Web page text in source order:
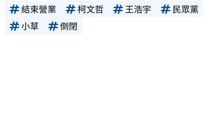
結束營業 柯文哲 王浩宇
民眾黨
小草
倒閉